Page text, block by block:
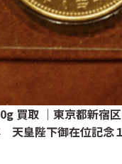
買取 ｜東京都新宿
皇陛下御在位記念